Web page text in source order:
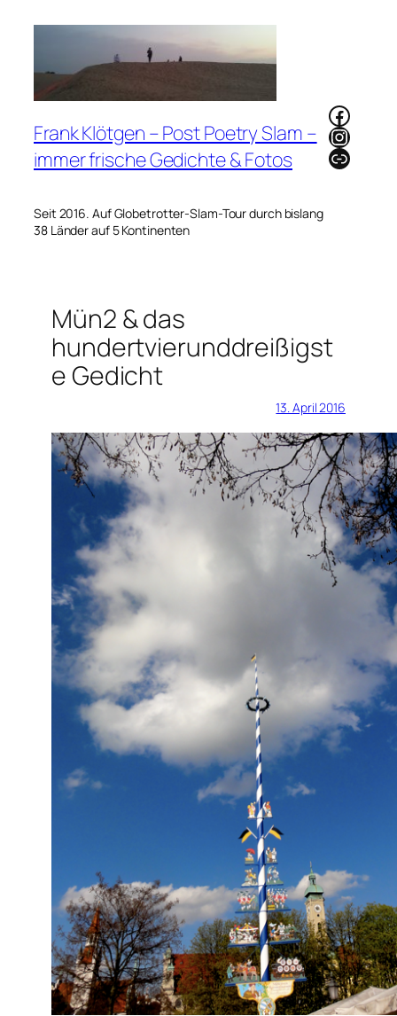
Frank Klötgen – Post Poetry Slam –
immer frische Gedichte & Fotos
Seit 2016. Auf Globetrotter-Slam-Tour durch bislang
38 Länder auf 5 Kontinenten
Link
Mün2 & das
hundertvierunddreißigst
e Gedicht
13. April 2016